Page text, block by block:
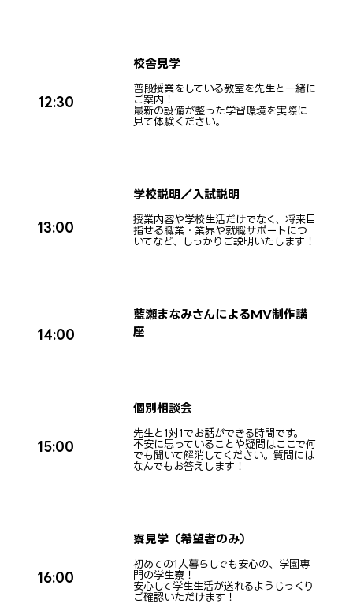
12:30
校舎見学
普段授業をしている教室を先生と一緒に
ご案内！
最新の設備が整った学習環境を実際に
見て体験ください。
13:00
学校説明／入試説明
授業内容や学校生活だけでなく、将来目
指せる職業・業界や就職サポートにつ
いてなど、しっかりご説明いたします！
14:00
藍瀬まなみさんによるMV制作講
座
15:00
個別相談会
先生と1対1でお話ができる時間です。
不安に思っていることや疑問はここで何
でも聞いて解消してください。質問には
なんでもお答えします！
16:00
寮見学（希望者のみ）
初めての1人暮らしでも安心の、学園専
門の学生寮！
安心して学生生活が送れるようじっくり
ご確認いただけます！